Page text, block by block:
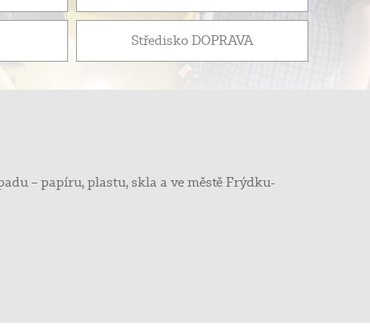
Středisko DOPRAVA
– papíru, plastu, skla a ve městě Frýdku-